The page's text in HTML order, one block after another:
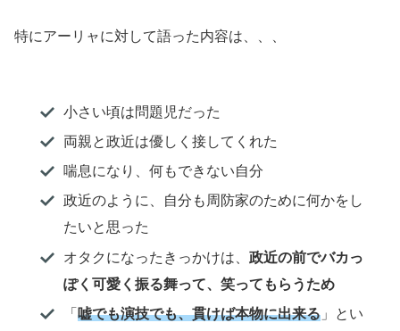
特にアーリャに対して語った内容は、、、
小さい頃は問題児だった
両親と政近は優しく接してくれた
喘息になり、何もできない自分
政近のように、自分も周防家のために何かをし
たいと思った
オタクになったきっかけは、 政近の前でバカっ
ぽく可愛く振る舞って、笑ってもらうため
「 嘘でも演技でも、貫けば本物に出来る」とい